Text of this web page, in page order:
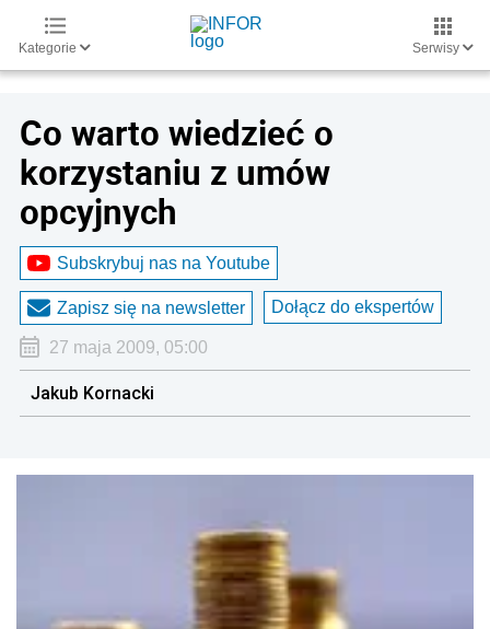
Kategorie Serwisy
Co warto wiedzieć o
korzystaniu z umów
opcyjnych
Subskrybuj nas na Youtube
Zapisz się na newsletter Dołącz do ekspertów
27 maja 2009, 05:00
Jakub Kornacki